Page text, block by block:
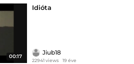
00:17
Idióta
Jiub18
22941 views 19 éve